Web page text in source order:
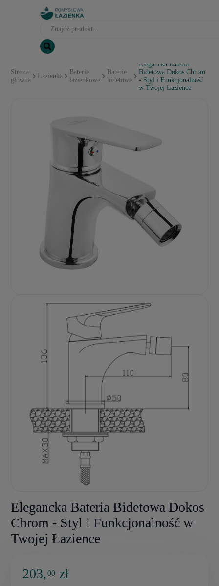
Strona
główna
Łazienka
Baterie
łazienkowe
Baterie
bidetowe
Elegancka Bateria
Bidetowa Dokos Chrom
- Styl i Funkcjonalność
w Twojej Łazience
Elegancka Bateria Bidetowa Dokos
Chrom - Styl i Funkcjonalność w
Twojej Łazience
203,00 zł